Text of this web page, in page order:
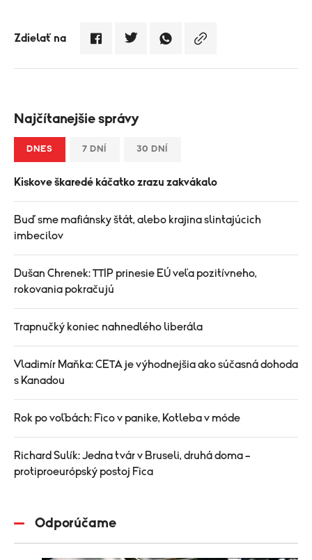
Zdielať na
Najčítanejšie správy
DNES 7 DNÍ 30 DNÍ
Kiskove škaredé káčatko zrazu zakvákalo
Buď sme mafiánsky štát, alebo krajina slintajúcich
imbecilov
Dušan Chrenek: TTIP prinesie EÚ veľa pozitívneho,
rokovania pokračujú
Trapnučký koniec nahnedlého liberála
Vladimír Maňka: CETA je výhodnejšia ako súčasná dohoda
s Kanadou
Rok po voľbách: Fico v panike, Kotleba v móde
Richard Sulík: Jedna tvár v Bruseli, druhá doma –
protiproeurópský postoj Fica
Odporúčame